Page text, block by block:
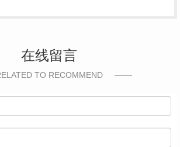
在线留言
TO RECOMMEND